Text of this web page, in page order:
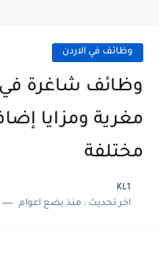
وظائف في الاردن
وظائف شاغرة
مغرية ومزايا
مختلفة
KL1
اخر تحديث :منذ بضع اعوام